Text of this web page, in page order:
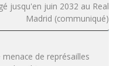
jusqu'en juin 2032 au Real
Madrid (communiqué)
de représailles